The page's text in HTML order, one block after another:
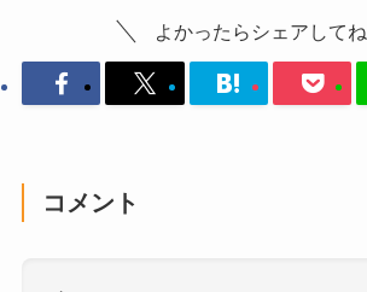
よかったらシェアしてね
コメント